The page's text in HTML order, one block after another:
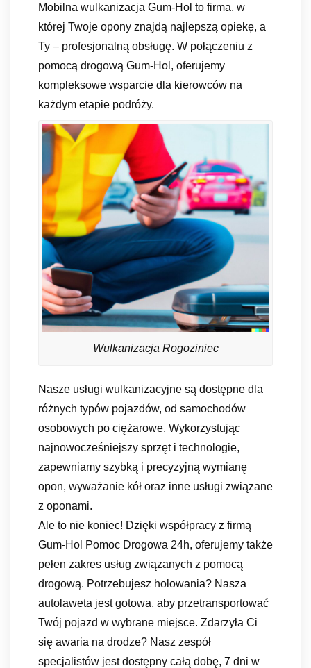
Mobilna wulkanizacja Gum-Hol to firma, w
której Twoje opony znajdą najlepszą opiekę, a
Ty – profesjonalną obsługę. W połączeniu z
pomocą drogową Gum-Hol, oferujemy
kompleksowe wsparcie dla kierowców na
każdym etapie podróży.
Wulkanizacja Rogoziniec
Nasze usługi wulkanizacyjne są dostępne dla
różnych typów pojazdów, od samochodów
osobowych po ciężarowe. Wykorzystując
najnowocześniejszy sprzęt i technologie,
zapewniamy szybką i precyzyjną wymianę
opon, wyważanie kół oraz inne usługi związane
z oponami.
Ale to nie koniec! Dzięki współpracy z firmą
Gum-Hol Pomoc Drogowa 24h, oferujemy także
pełen zakres usług związanych z pomocą
drogową. Potrzebujesz holowania? Nasza
autolaweta jest gotowa, aby przetransportować
Twój pojazd w wybrane miejsce. Zdarzyła Ci
się awaria na drodze? Nasz zespół
specjalistów jest dostępny całą dobę, 7 dni w